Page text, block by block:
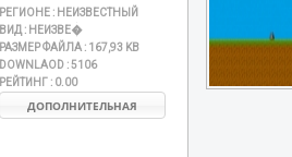
РЕГИОНЕ : НЕИЗВЕСТНЫЙ
ВИД : НЕИЗВЕ�
РАЗМЕР ФАЙЛА : 167,93 KB
DOWNLAOD :5106
РЕЙТИНГ : 0.00
ДОПОЛНИТЕЛЬНАЯ